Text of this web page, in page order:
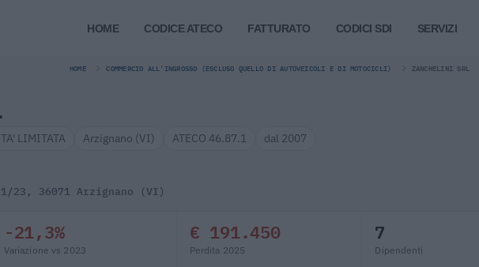
HOME CODICE ATECO FATTURATO CODICI SDI SERVIZI
HOME COMMERCIO ALL'INGROSSO (ESCLUSO QUELLO DI AUTOVEICOLI E DI MOTOCICLI) ZANCHELINI SRL
LIMITATA Arzignano (VI) ATECO 46.87.1 dal 2007
23, 36071 Arzignano (VI)
-21,3%
Variazione vs 2023
€ 191.450
Perdita 2025
7
Dipendenti